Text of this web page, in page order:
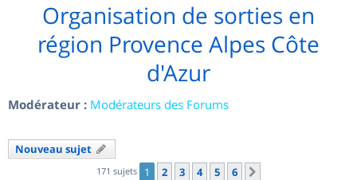
Organisation de sorties en
région Provence Alpes Côte
d'Azur
Modérateur : Modérateurs des Forums
Nouveau sujet
171 sujets 1 2 3 4 5 6